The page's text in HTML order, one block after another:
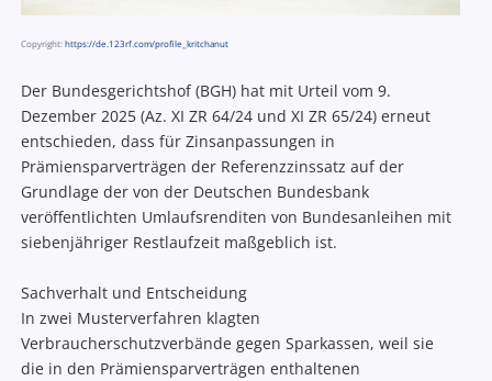
Copyright:https://de.123rf.com/profile_kritchanut
Der Bundesgerichtshof (BGH) hat mit Urteil vom 9.
Dezember 2025 (Az. XI ZR 64/24 und XI ZR 65/24) erneut
entschieden, dass für Zinsanpassungen in
Prämiensparverträgen der Referenzzinssatz auf der
Grundlage der von der Deutschen Bundesbank
veröffentlichten Umlaufsrenditen von Bundesanleihen mit
siebenjähriger Restlaufzeit maßgeblich ist.
Sachverhalt und Entscheidung
In zwei Musterverfahren klagten
Verbraucherschutzverbände gegen Sparkassen, weil sie
die in den Prämiensparverträgen enthaltenen